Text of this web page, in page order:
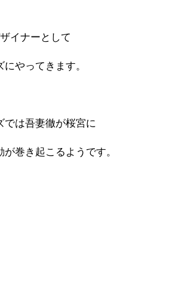
イナーとして
やってきます。
では吾妻徹が桜宮に
巻き起こるようです。